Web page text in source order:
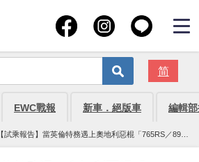
简
EWC戰報 新車．絕版車 編輯
【試乘報告】當英倫特務遇上奧地利惡棍「765RS／890